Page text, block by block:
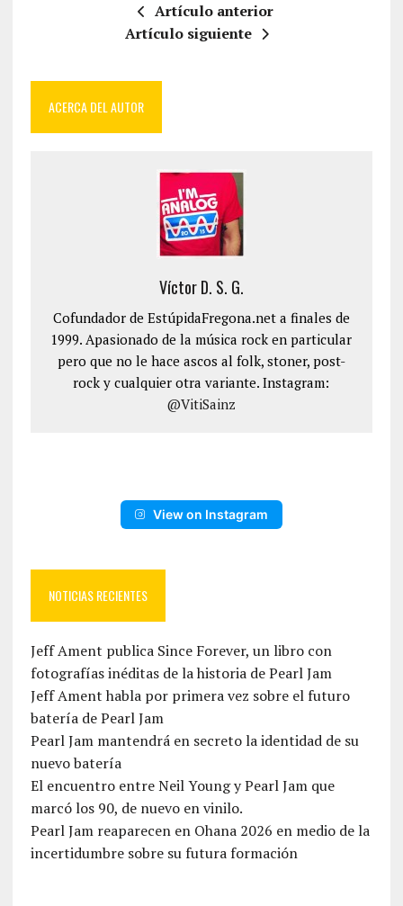
Artículo anterior
Artículo siguiente
ACERCA DEL AUTOR
Víctor D. S. G.
Cofundador de EstúpidaFregona.net a finales de
1999. Apasionado de la música rock en particular
pero que no le hace ascos al folk, stoner, post-
rock y cualquier otra variante. Instagram:
@VitiSainz
View on Instagram
NOTICIAS RECIENTES
Jeff Ament publica Since Forever, un libro con
fotografías inéditas de la historia de Pearl Jam
Jeff Ament habla por primera vez sobre el futuro
batería de Pearl Jam
Pearl Jam mantendrá en secreto la identidad de su
nuevo batería
El encuentro entre Neil Young y Pearl Jam que
marcó los 90, de nuevo en vinilo.
Pearl Jam reaparecen en Ohana 2026 en medio de la
incertidumbre sobre su futura formación